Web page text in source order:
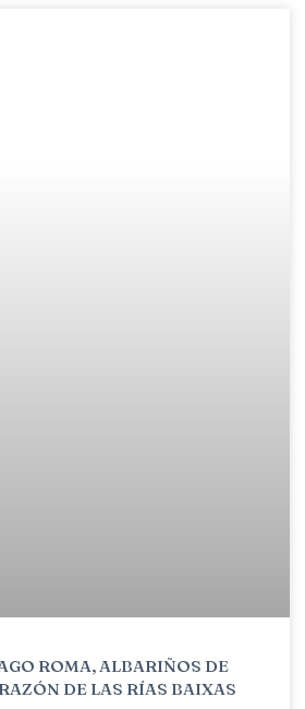
ROMA, ALBARIÑOS DE
DE LAS RÍAS BAIXAS